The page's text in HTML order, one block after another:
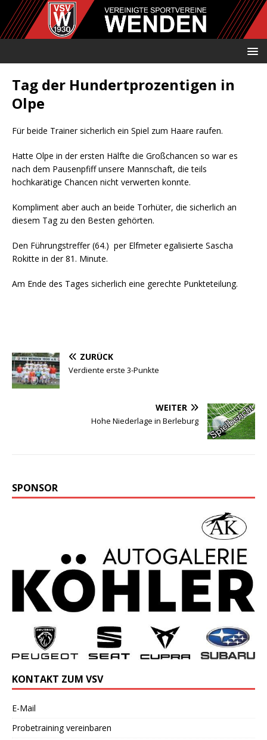
Tag der Hundertprozentigen in
Olpe
Für beide Trainer sicherlich ein Spiel zum Haare raufen.
Hatte Olpe in der ersten Hälfte die Großchancen so war es
nach dem Pausenpfiff unsere Mannschaft, die teils
hochkarätige Chancen nicht verwerten konnte.
Kompliment aber auch an beide Torhüter, die sicherlich an
diesem Tag zu den Besten gehörten.
Den Führungstreffer (64.) per Elfmeter egalisierte Sascha
Rokitte in der 81. Minute.
Am Ende des Tages sicherlich eine gerechte Punkteteilung.
ZURÜCK
Verdiente erste 3-Punkte
WEITER
Hohe Niederlage in Berleburg
SPONSOR
KONTAKT ZUM VSV
E-Mail
Probetraining vereinbaren